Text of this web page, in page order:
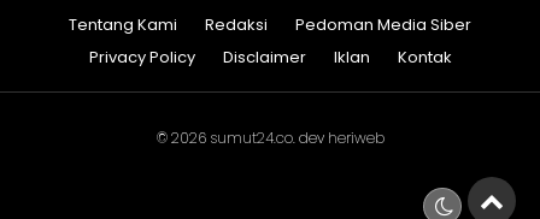
Tentang Kami Redaksi
Pedoman Media Siber
Privacy Policy
Disclaimer Iklan Kontak
© 2026 sumut24.co. dev heriweb